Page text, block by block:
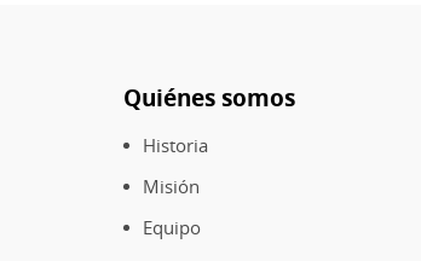
Quiénes somos
Historia
Misión
Equipo